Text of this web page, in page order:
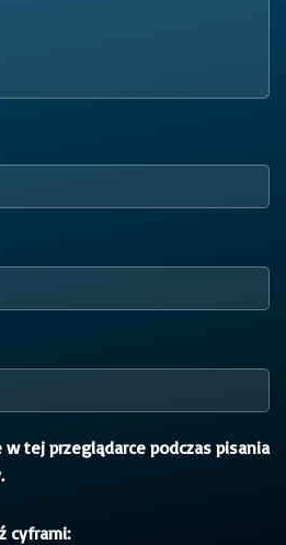
tej przeglądarce podczas pisania
cyframi: